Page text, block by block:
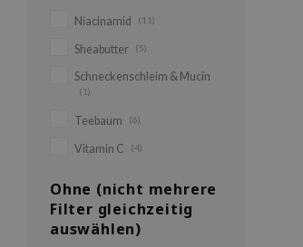
Niacinamid (11)
Sheabutter (5)
Schneckenschleim & Mucin
(1)
Teebaum (6)
Vitamin C (4)
Ohne (nicht mehrere
Filter gleichzeitig
auswählen)